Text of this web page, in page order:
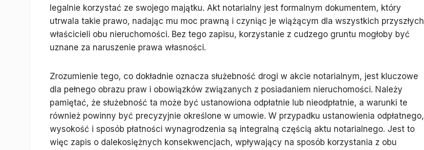
legalnie korzystać ze swojego majątku. Akt notarialny jest formalnym dokumentem, który
utrwala takie prawo, nadając mu moc prawną i czyniąc je wiążącym dla wszystkich przyszłych
właścicieli obu nieruchomości. Bez tego zapisu, korzystanie z cudzego gruntu mogłoby być
uznane za naruszenie prawa własności.
Zrozumienie tego, co dokładnie oznacza służebność drogi w akcie notarialnym, jest kluczowe
dla pełnego obrazu praw i obowiązków związanych z posiadaniem nieruchomości. Należy
pamiętać, że służebność ta może być ustanowiona odpłatnie lub nieodpłatnie, a warunki te
również powinny być precyzyjnie określone w umowie. W przypadku ustanowienia odpłatnego,
wysokość i sposób płatności wynagrodzenia są integralną częścią aktu notarialnego. Jest to
więc zapis o dalekosiężnych konsekwencjach, wpływający na sposób korzystania z obu